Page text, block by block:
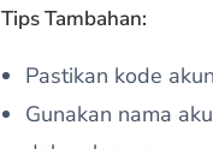
Tips Tambahan:
Pastikan kode
Gunakan nama